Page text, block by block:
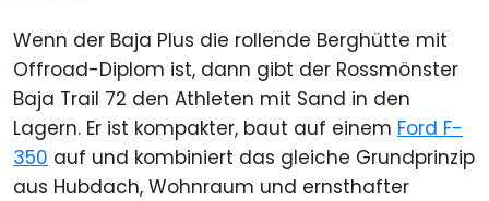
Wenn der Baja Plus die rollende Berghütte mit
Offroad-Diplom ist, dann gibt der Rossmönster
Baja Trail 72 den Athleten mit Sand in den
Lagern. Er ist kompakter, baut auf einem Ford F-
350 auf und kombiniert das gleiche Grundprinzip
aus Hubdach, Wohnraum und ernsthafter